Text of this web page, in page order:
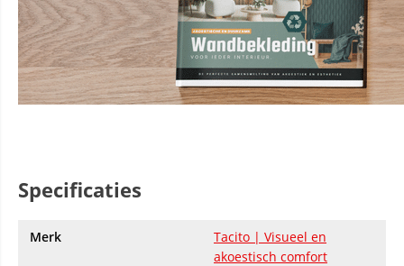
Specificaties
Merk
Tacito | Visueel en
akoestisch comfort